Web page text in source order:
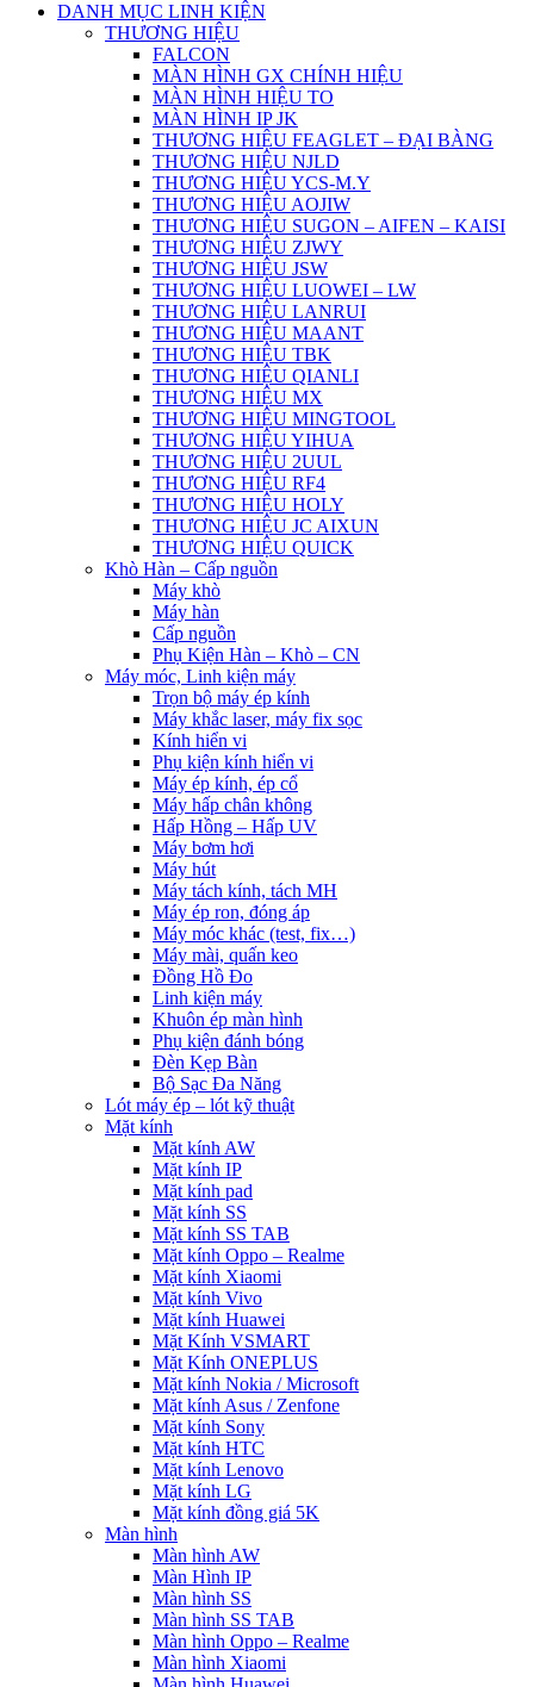
DANH MỤC LINH KIỆN
THƯƠNG HIỆU
FALCON
MÀN HÌNH GX CHÍNH HIỆU
MÀN HÌNH HIỆU TO
MÀN HÌNH IP JK
THƯƠNG HIỆU FEAGLET – ĐẠI BÀNG
THƯƠNG HIỆU NJLD
THƯƠNG HIỆU YCS-M.Y
THƯƠNG HIỆU AOJIW
THƯƠNG HIỆU SUGON – AIFEN – KAISI
THƯƠNG HIỆU ZJWY
THƯƠNG HIỆU JSW
THƯƠNG HIỆU LUOWEI – LW
THƯƠNG HIỆU LANRUI
THƯƠNG HIỆU MAANT
THƯƠNG HIỆU TBK
THƯƠNG HIỆU QIANLI
THƯƠNG HIỆU MX
THƯƠNG HIỆU MINGTOOL
THƯƠNG HIỆU YIHUA
THƯƠNG HIỆU 2UUL
THƯƠNG HIỆU RF4
THƯƠNG HIỆU HOLY
THƯƠNG HIỆU JC AIXUN
THƯƠNG HIỆU QUICK
Khò Hàn – Cấp nguồn
Máy khò
Máy hàn
Cấp nguồn
Phụ Kiện Hàn – Khò – CN
Máy móc, Linh kiện máy
Trọn bộ máy ép kính
Máy khắc laser, máy fix sọc
Kính hiển vi
Phụ kiện kính hiển vi
Máy ép kính, ép cổ
Máy hấp chân không
Hấp Hồng – Hấp UV
Máy bơm hơi
Máy hút
Máy tách kính, tách MH
Máy ép ron, đóng áp
Máy móc khác (test, fix…)
Máy mài, quấn keo
Đồng Hồ Đo
Linh kiện máy
Khuôn ép màn hình
Phụ kiện đánh bóng
Đèn Kẹp Bàn
Bộ Sạc Đa Năng
Lót máy ép – lót kỹ thuật
Mặt kính
Mặt kính AW
Mặt kính IP
Mặt kính pad
Mặt kính SS
Mặt kính SS TAB
Mặt kính Oppo – Realme
Mặt kính Xiaomi
Mặt kính Vivo
Mặt kính Huawei
Mặt Kính VSMART
Mặt Kính ONEPLUS
Mặt kính Nokia / Microsoft
Mặt kính Asus / Zenfone
Mặt kính Sony
Mặt kính HTC
Mặt kính Lenovo
Mặt kính LG
Mặt kính đồng giá 5K
Màn hình
Màn hình AW
Màn Hình IP
Màn hình SS
Màn hình SS TAB
Màn hình Oppo – Realme
Màn hình Xiaomi